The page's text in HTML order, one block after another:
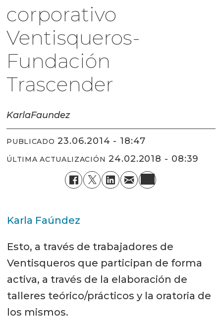
corporativo
Ventisqueros-
Fundación
Trascender
KarlaFaundez
PUBLICADO 23.06.2014 - 18:47
ÚLTIMA ACTUALIZACIÓN 24.02.2018 - 08:39
Karla Faúndez
Esto, a través de trabajadores de
Ventisqueros que participan de forma
activa, a través de la elaboración de
talleres teórico/prácticos y la oratoria de
los mismos.